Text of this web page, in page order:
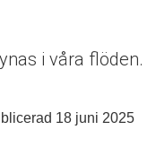
i våra flöden.